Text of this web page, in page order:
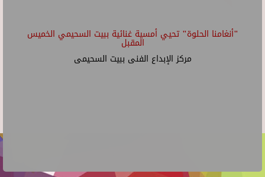
"أنغامنا الحلوة" تحيي أمسية غنائية ببيت السحيمي الخميس
المقبل
مركز الإبداع الفنى ببيت السحيمى